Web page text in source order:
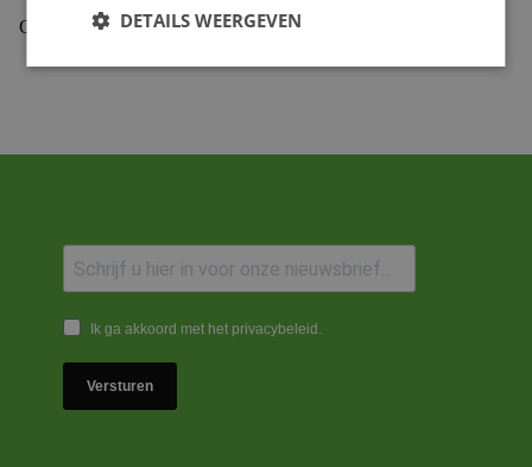
Gekoppelde Motoren
Ik ga akkoord met het privacybeleid.
Versturen
DETAILS WEERGEVEN